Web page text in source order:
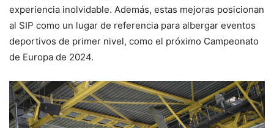
experiencia inolvidable. Además, estas mejoras posicionan
al SIP como un lugar de referencia para albergar eventos
deportivos de primer nivel, como el próximo Campeonato
de Europa de 2024.